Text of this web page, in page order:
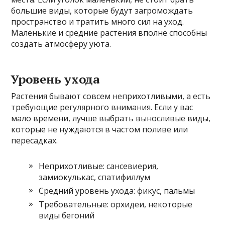
большие виды, которые будут загромождать
пространство и тратить много сил на уход.
Маленькие и средние растения вполне способны
создать атмосферу уюта.
Уровень ухода
Растения бывают совсем неприхотливыми, а есть
требующие регулярного внимания. Если у вас
мало времени, лучше выбрать выносливые виды,
которые не нуждаются в частом поливе или
пересадках.
Неприхотливые: сансевиерия,
замиокулькас, спатифиллум
Средний уровень ухода: фикус, пальмы
Требовательные: орхидеи, некоторые
виды бегоний